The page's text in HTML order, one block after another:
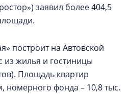
заявил более 404,5
построит на Автовской
из жилья и гостиницы
Площадь квартир
номерного фонда – 10,8 тыс.